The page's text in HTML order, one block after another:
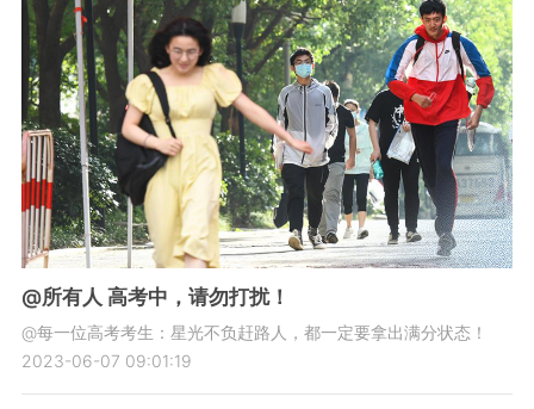
@所有人 高考中，请勿打扰！
@每一位高考考生：星光不负赶路人，都一定要拿出满分状态！
2023-06-07 09:01:19